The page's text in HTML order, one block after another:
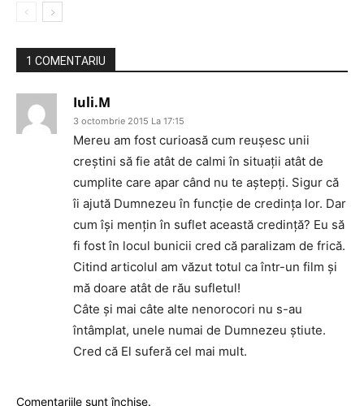
1 COMENTARIU
Iuli.M
3 octombrie 2015 La 17:15
Mereu am fost curioasă cum reuşesc unii
creştini să fie atât de calmi în situaţii atât de
cumplite care apar când nu te aştepţi. Sigur că
îi ajută Dumnezeu în funcţie de credinţa lor. Dar
cum îşi menţin în suflet această credinţă? Eu să
fi fost în locul bunicii cred că paralizam de frică.
Citind articolul am văzut totul ca într-un film şi
mă doare atât de rău sufletul!
Câte şi mai câte alte nenorocori nu s-au
întâmplat, unele numai de Dumnezeu ştiute.
Cred că El suferă cel mai mult.
Comentariile sunt închise.